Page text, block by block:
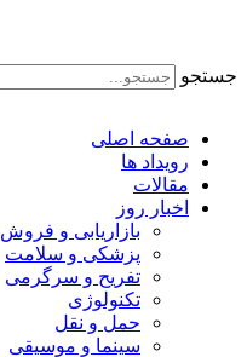
جستجو
صفحه اصلی
رویداد ها
مقالات
اخبار روز
بازاریابی و فروش
پزشکی و سلامت
تفریح و سرگرمی
تکنولوژی
حمل و نقل
سینما و موسیقی